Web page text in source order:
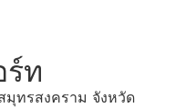
ร์ท
มุทรสงคราม จังหวัด